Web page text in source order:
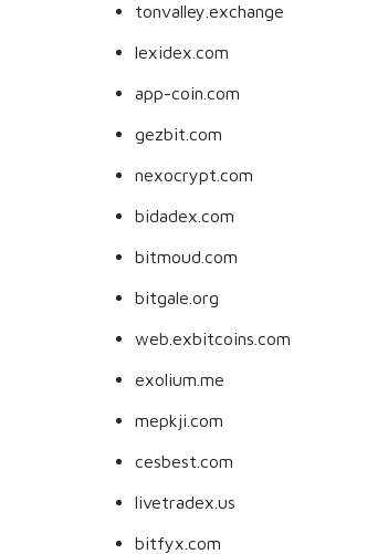
tonvalley.exchange
lexidex.com
app-coin.com
gezbit.com
nexocrypt.com
bidadex.com
bitmoud.com
bitgale.org
web.exbitcoins.com
exolium.me
mepkji.com
cesbest.com
livetradex.us
bitfyx.com